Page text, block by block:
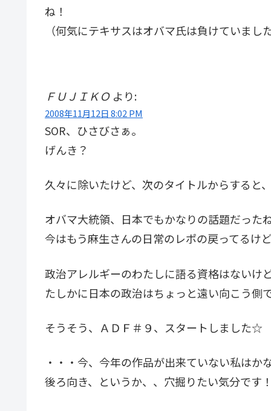
ね！
（何気にテキサスはオバマ氏は負けていまし
ＦＵＪＩＫＯ より:
2008年11月12日 8:02 PM
SOR、ひさびさぁ。
げんき？
久々に除いたけど、次のタイトルからすると
オバマ大統領、日本でもかなりの話題だった
今はもう麻生さんの日常のレポの戻ってるけ
政治アレルギーのわたしに語る資格はないけ
たしかに日本の政治はちょっと遠い向こう側
そうそう、ＡＤＦ＃９、スタートしました☆
・・・今、今年の作品が出来ていない私はか
後ろ向き、というか、、穴掘りたい気分です